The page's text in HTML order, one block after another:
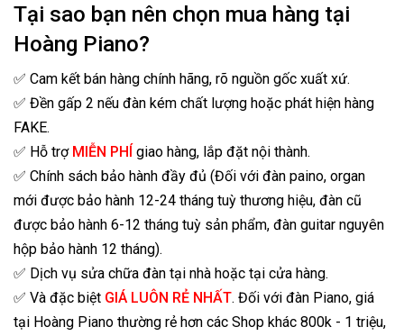
Tại sao bạn nên chọn mua hàng tại
Hoàng Piano?
✅ Cam kết bán hàng chính hãng, rõ nguồn gốc xuất xứ.
✅ Đền gấp 2 nếu đàn kém chất lượng hoặc phát hiện hàng
FAKE.
✅ Hỗ trợ MIỄN PHÍ giao hàng, lắp đặt nội thành.
✅ Chính sách bảo hành đầy đủ (Đối với đàn paino, organ
mới được bảo hành 12-24 tháng tuỳ thương hiệu, đàn cũ
được bảo hành 6-12 tháng tuỳ sản phẩm, đàn guitar nguyên
hộp bảo hành 12 tháng).
✅ Dịch vụ sửa chữa đàn tại nhà hoặc tại cửa hàng.
✅ Và đặc biệt GIÁ LUÔN RẺ NHẤT. Đối với đàn Piano, giá
tại Hoàng Piano thường rẻ hơn các Shop khác 800k - 1 triệu,